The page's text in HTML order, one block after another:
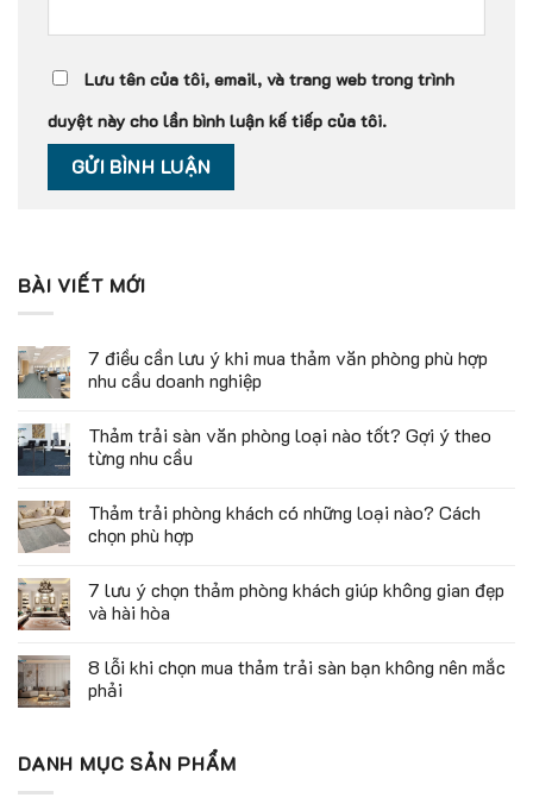
Lưu tên của tôi, email, và trang web trong trình
duyệt này cho lần bình luận kế tiếp của tôi.
BÀI VIẾT MỚI
7 điều cần lưu ý khi mua thảm văn phòng phù hợp
nhu cầu doanh nghiệp
Thảm trải sàn văn phòng loại nào tốt? Gợi ý theo
từng nhu cầu
Thảm trải phòng khách có những loại nào? Cách
chọn phù hợp
7 lưu ý chọn thảm phòng khách giúp không gian đẹp
và hài hòa
8 lỗi khi chọn mua thảm trải sàn bạn không nên mắc
phải
DANH MỤC SẢN PHẨM